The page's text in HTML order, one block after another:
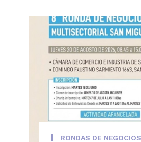
RONDAS DE NEGOCIOS